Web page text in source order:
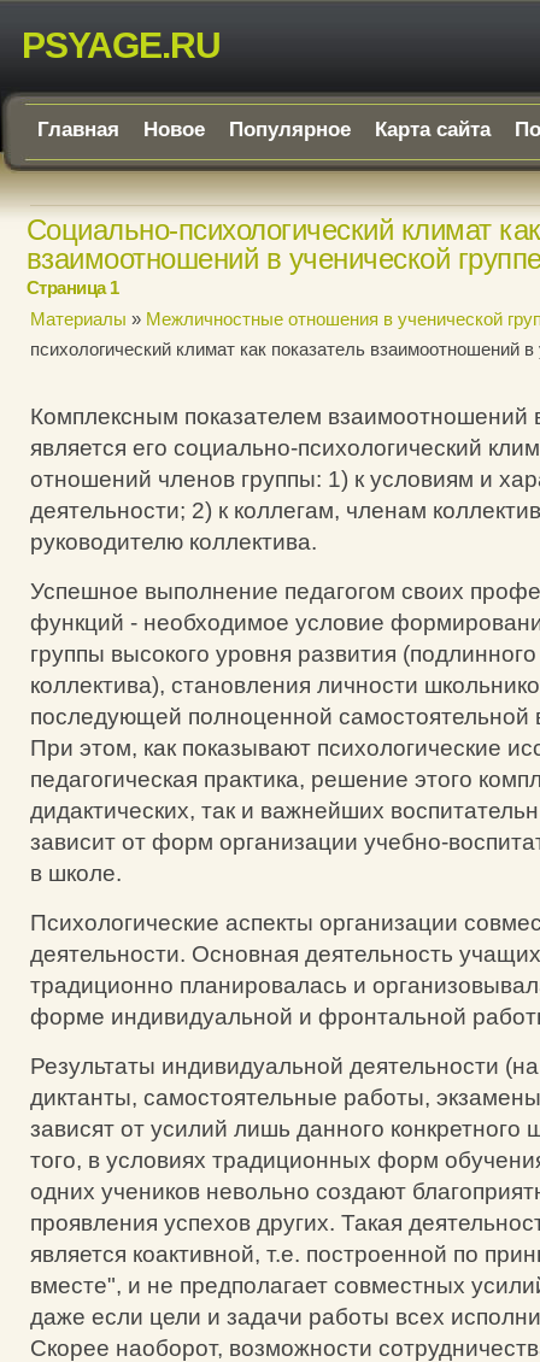
PSYAGE.RU
Главная Новое Популярное Карта сайта
Социально-психологический климат
взаимоотношений в ученической
Страница 1
Материалы » Межличностные отношения в ученической
психологический климат как показатель взаимоотношений в
Комплексным показателем взаимоотношений
является его социально-психологический
отношений членов группы: 1) к условиям и
деятельности; 2) к коллегам, членам
руководителю коллектива.
Успешное выполнение педагогом своих
функций - необходимое условие
группы высокого уровня развития (подлинного
коллектива), становления личности
последующей полноценной самостоятельной
При этом, как показывают психологические
педагогическая практика, решение этого
дидактических, так и важнейших
зависит от форм организации учебно-
в школе.
Психологические аспекты организации
деятельности. Основная деятельность
традиционно планировалась и
форме индивидуальной и фронтальной
Результаты индивидуальной деятельности
диктанты, самостоятельные работы,
зависят от усилий лишь данного конкретного
того, в условиях традиционных форм
одних учеников невольно создают
проявления успехов других. Такая
является коактивной, т.е. построенной по
вместе", и не предполагает совместных
даже если цели и задачи работы всех
Скорее наоборот, возможности